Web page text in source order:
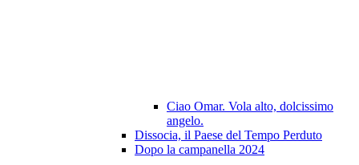
Ciao Omar. Vola alto, dolcissimo
angelo.
Dissocia, il Paese del Tempo Perduto
Dopo la campanella 2024